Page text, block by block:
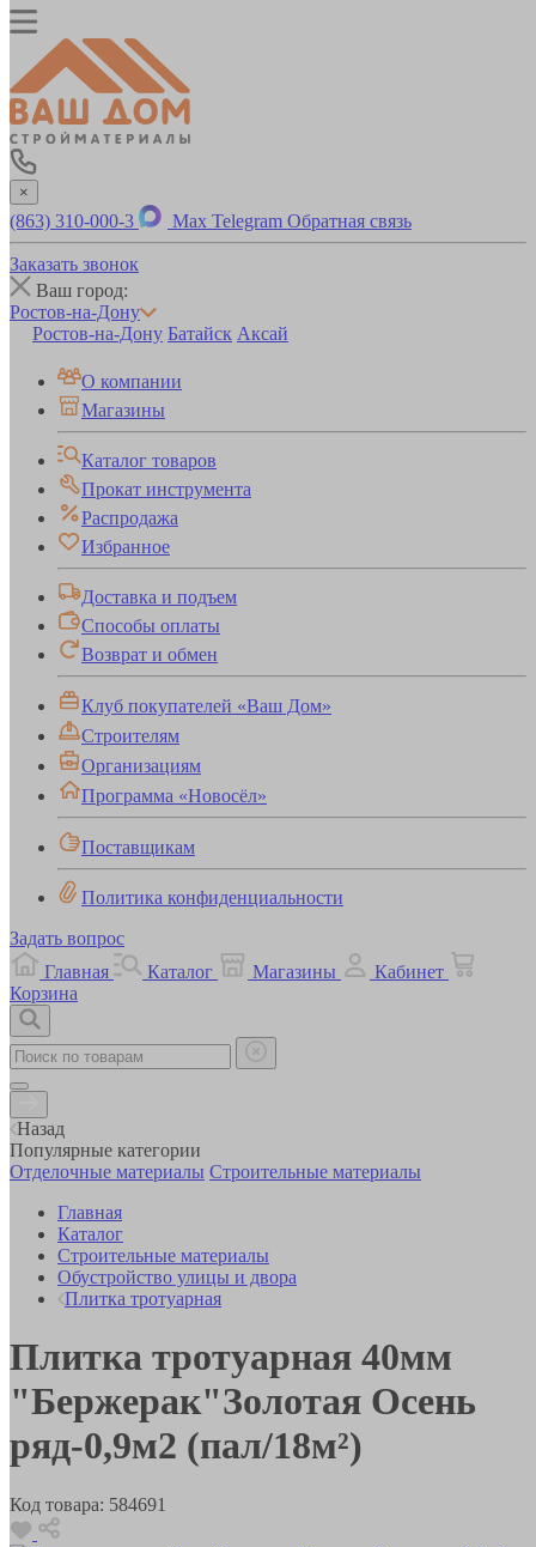
×
(863) 310-000-3 Max Telegram Обратная связь
Заказать звонок
Ваш город:
Ростов-на-Дону
Ростов-на-Дону Батайск Аксай
О компании
Магазины
Каталог товаров
Прокат инструмента
Распродажа
Избранное
Доставка и подъем
Способы оплаты
Возврат и обмен
Клуб покупателей «Ваш Дом»
Строителям
Организациям
Программа «Новосёл»
Поставщикам
Политика конфиденциальности
Задать вопрос
Главная
Каталог Магазины
Кабинет
Корзина
Назад
Популярные категории
Отделочные материалы Строительные материалы
Главная
Каталог
Строительные материалы
Обустройство улицы и двора
Плитка тротуарная
Плитка тротуарная 40мм
"Бержерак"Золотая Осень
ряд-0,9м2 (пал/18м²)
Код товара: 584691